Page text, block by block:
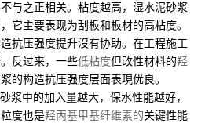
与之正相关。粘度越高，湿水泥砂浆
它主要表现为刮板和板材的高粘度。
抗压强度提升沒有协助。在工程施工
反过来，一些低粘度但改性材料的羟
的构造抗压强度层面表現优良。
中的加入量越大，保水性能越好，
度也是羟丙基甲基纤维素的关键性能